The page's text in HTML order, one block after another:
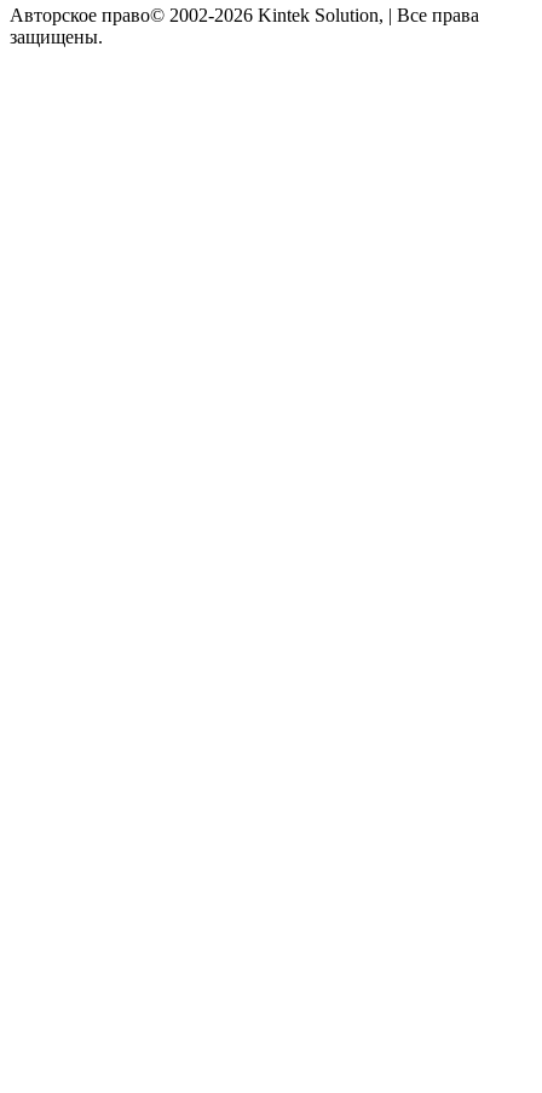
Авторское право© 2002-2026 Kintek Solution, | Все права
защищены.